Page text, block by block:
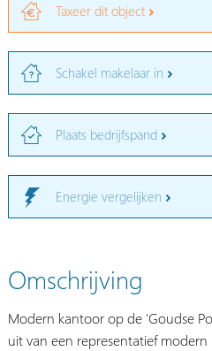
Taxeer dit object
Schakel makelaar in
Plaats bedrijfspand
Energie vergelijken
Omschrijving
Modern kantoor op de 'Goudse
uit van een representatief